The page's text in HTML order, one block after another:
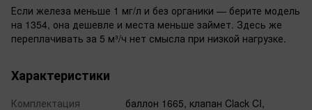
Если железа меньше 1 мг/л и без органики — берите модель
на 1354, она дешевле и места меньше займет. Здесь же
переплачивать за 5 м³/ч нет смысла при низкой нагрузке.
Характеристики
Комплектация
баллон 1665, клапан Clack CI,